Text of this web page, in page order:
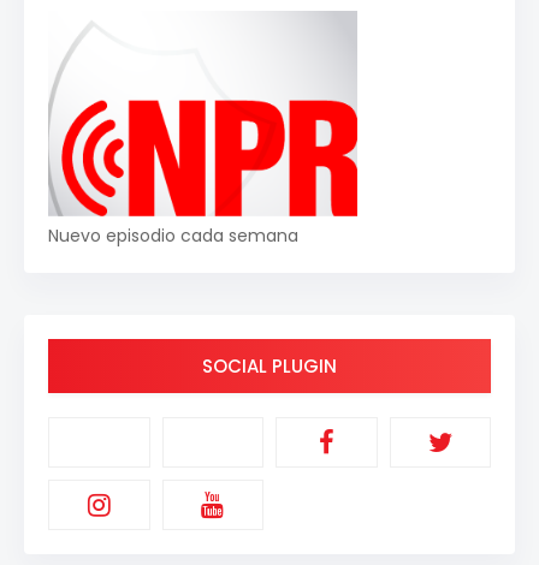
Nuevo episodio cada semana
SOCIAL PLUGIN